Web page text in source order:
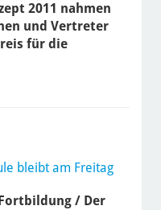
2011 nahmen
und Vertreter
für die
bleibt am Freitag
/ Der